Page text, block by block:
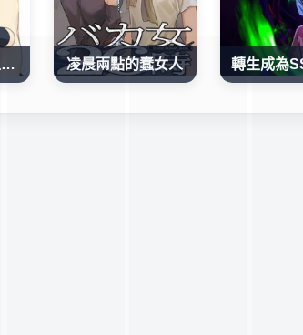
廢材偶像和世上唯一的粉絲 凌晨兩點的蠢女人